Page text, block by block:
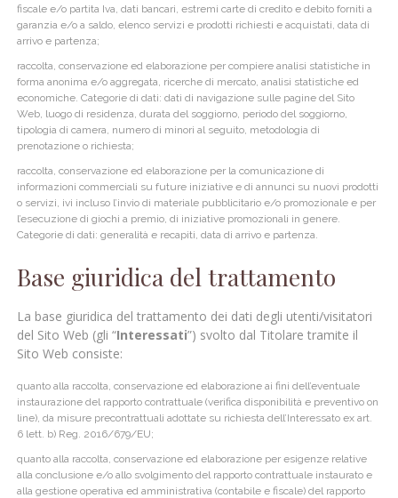
fiscale e/o partita Iva, dati bancari, estremi carte di credito e debito forniti a
garanzia e/o a saldo, elenco servizi e prodotti richiesti e acquistati, data di
arrivo e partenza;
raccolta, conservazione ed elaborazione per compiere analisi statistiche in
forma anonima e/o aggregata, ricerche di mercato, analisi statistiche ed
economiche. Categorie di dati: dati di navigazione sulle pagine del Sito
Web, luogo di residenza, durata del soggiorno, periodo del soggiorno,
tipologia di camera, numero di minori al seguito, metodologia di
prenotazione o richiesta;
raccolta, conservazione ed elaborazione per la comunicazione di
informazioni commerciali su future iniziative e di annunci su nuovi prodotti
o servizi, ivi incluso l’invio di materiale pubblicitario e/o promozionale e per
l’esecuzione di giochi a premio, di iniziative promozionali in genere.
Categorie di dati: generalità e recapiti, data di arrivo e partenza.
Base giuridica del trattamento
La base giuridica del trattamento dei dati degli utenti/visitatori
del Sito Web (gli “Interessati”) svolto dal Titolare tramite il
Sito Web consiste:
quanto alla raccolta, conservazione ed elaborazione ai fini dell’eventuale
instaurazione del rapporto contrattuale (verifica disponibilità e preventivo on
line), da misure precontrattuali adottate su richiesta dell’Interessato ex art.
6 lett. b) Reg. 2016/679/EU;
quanto alla raccolta, conservazione ed elaborazione per esigenze relative
alla conclusione e/o allo svolgimento del rapporto contrattuale instaurato e
alla gestione operativa ed amministrativa (contabile e fiscale) del rapporto